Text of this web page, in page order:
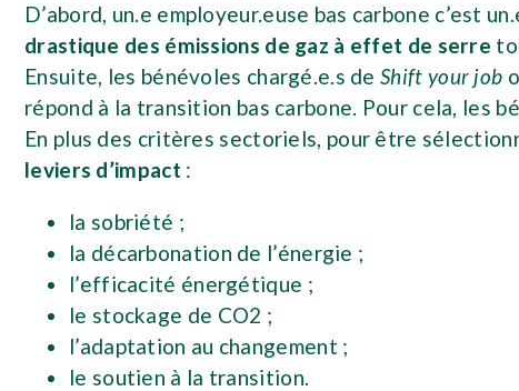
D’abord, un.e employeur.euse bas carbone c’est
drastique des émissions de gaz à effet de serre
Ensuite, les bénévoles chargé.e.s deShift your job
répond à la transition bas carbone. Pour cela, les
En plus des critères sectoriels, pour être
leviers d’impact :
la sobriété ;
la décarbonation de l’énergie ;
l’efficacité énergétique ;
le stockage de CO2 ;
l’adaptation au changement ;
le soutien à la transition.